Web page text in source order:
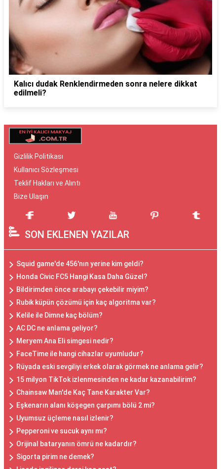
Kalıcı dudak Renklendirmeden sonra nelere dikkat
edilmeli?
Gizlilik Politikası
Kullanıcı Sözleşmesi
Teklif Hakları ve Alıntı
Bize Ulaşın
SON EKLENEN YAZILAR
Squid game'de 456'nın yerine kim geldi?
Honda Civic FC5 Hangi Kasa Daha Güzel?
Bildirimden önce arabayı çekebilir miyim?
Rubik küpün çözümü için kaç algoritma var?
Kelile ile Dimne kaç bölüm?
AC DC ne anlama geliyor?
Meryem Ana Eli simgesi nedir?
FaceTime ile hangi cihazlar uyumludur?
Rüyada eski sevgiliyi erkek olarak görmek ne anlama gelir?
15 milyon TikTok izlenmesinden ne kadar kazanabilirim?
Chainsaw Man'de Kaç Tane Karakter Var?
Eşkenarın alanı köşegen çarpımı bölü 2 mi?
Uyumsuz üçleme nasıl izlenir?
Pepperoni ve sucuk aynı mı?
Orijinal bataryanın ömrü ne kadardır?
Sigorta pirim ne demek?